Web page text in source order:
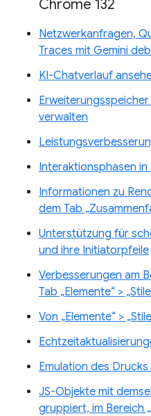
Chrome 132
Netzwerkanfragen,
Traces mit Gemini
KI-Chatverlauf
Erweiterungsspeicher
verwalten
Interaktionsphasen
Informationen zu
dem Tab
Unterstützung für
und ihre Initiatorpfeile
Verbesserungen am
Tab „Elemente“ >
Von „Elemente“ >
Emulation des Drucks
JS-Objekte mit
gruppiert, im Bereich